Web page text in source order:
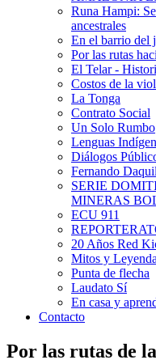
Runa Hampi:
ancestrales
En el barrio del
Por las rutas
El Telar -
Costos de la
La Tonga
Contrato Social
Un Solo Rumbo
Lenguas
Diálogos
Fernando
SERIE
MINERAS
ECU 911
20 Años Red
Mitos y
Punta de flecha
Laudato Sí
En casa y
Contacto
Por las rutas de